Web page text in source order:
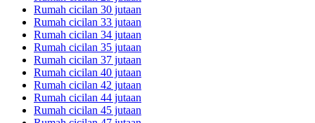
Rumah cicilan 30 jutaan
Rumah cicilan 33 jutaan
Rumah cicilan 34 jutaan
Rumah cicilan 35 jutaan
Rumah cicilan 37 jutaan
Rumah cicilan 40 jutaan
Rumah cicilan 42 jutaan
Rumah cicilan 44 jutaan
Rumah cicilan 45 jutaan